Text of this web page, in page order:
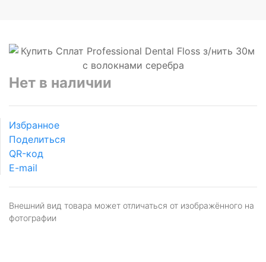
Нет в наличии
Избранное
Поделиться
QR-код
E-mail
Внешний вид товара может отличаться от изображённого на
фотографии